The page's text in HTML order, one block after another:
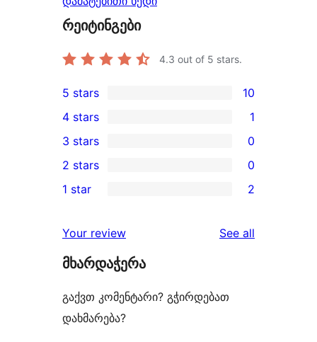
რეიტინგები
4.3 out of 5 stars.
10
5-
star
reviews
5 stars 10
4-
star
review
4 stars 1
0
3-
star
3 stars 0
2-
reviews
2 stars 0
star
reviews
1 star 2
Your review See all
მხარდაჭერა
გაქვთ კომენტარი? გჭირდებათ
დახმარება?